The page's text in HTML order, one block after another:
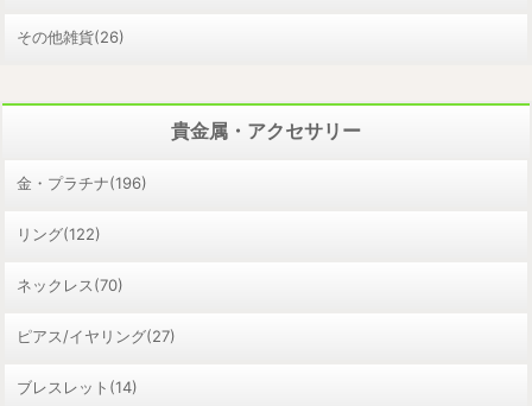
その他雑貨(26)
貴金属・アクセサリー
金・プラチナ(196)
リング(122)
ネックレス(70)
ピアス/イヤリング(27)
ブレスレット(14)